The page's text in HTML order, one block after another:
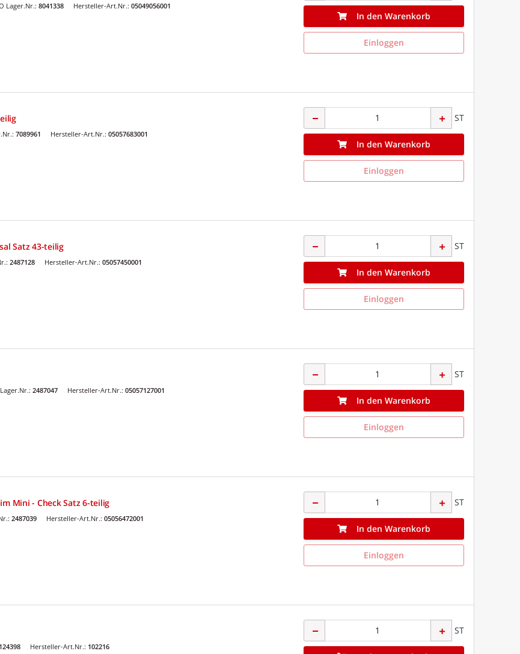
Lager.Nr.: 8041338 Hersteller-Art.Nr.: 05049056001
In den Warenkorb
Einloggen
7089961 Hersteller-Art.Nr.: 05057683001
ST
In den Warenkorb
Einloggen
Satz 43-teilig
2487128 Hersteller-Art.Nr.: 05057450001
ST
In den Warenkorb
Einloggen
2487047 Hersteller-Art.Nr.: 05057127001
ST
In den Warenkorb
Einloggen
Mini - Check Satz 6-teilig
2487039 Hersteller-Art.Nr.: 05056472001
ST
In den Warenkorb
Einloggen
Hersteller-Art.Nr.: 102216
ST